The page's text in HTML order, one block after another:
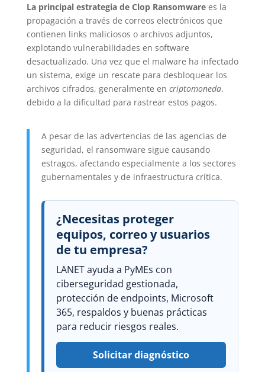
La principal estrategia de Clop Ransomwarees la
propagación a través de correos electrónicos que
contienen links maliciosos o archivos adjuntos,
explotando vulnerabilidades en software
desactualizado. Una vez que el malware ha infectado
un sistema, exige un rescate para desbloquear los
archivos cifrados, generalmente en criptomoneda,
debido a la dificultad para rastrear estos pagos.
A pesar de las advertencias de las agencias de
seguridad, el ransomware sigue causando
estragos, afectando especialmente a los sectores
gubernamentales y de infraestructura crítica.
¿Necesitas proteger
equipos, correo y usuarios
de tu empresa?
LANET ayuda a PyMEs con
ciberseguridad gestionada,
protección de endpoints, Microsoft
365, respaldos y buenas prácticas
para reducir riesgos reales.
Solicitar diagnóstico